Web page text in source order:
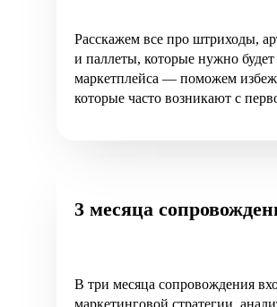
Расскажем все про штриходы,
и паллеты, которые нужно будет
маркетплейса — поможем
которые часто возникают с
3 месяца
В три месяца сопровождения
маркетинговой стратегии,